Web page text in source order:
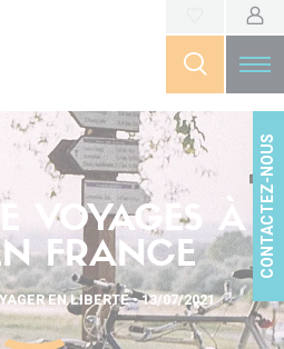
CONTACTEZ-NOUS
VOYAGES À
FRANCE
EN LIBERTÉ • 13/07/2021